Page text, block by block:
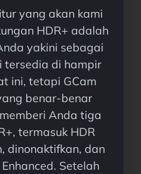
yang akan kami
HDR+ adalah
yakini sebagai
tersedia di hampir
ini, tetapi GCam
benar-benar
Anda tiga
termasuk HDR
dinonaktifkan, dan
Setelah